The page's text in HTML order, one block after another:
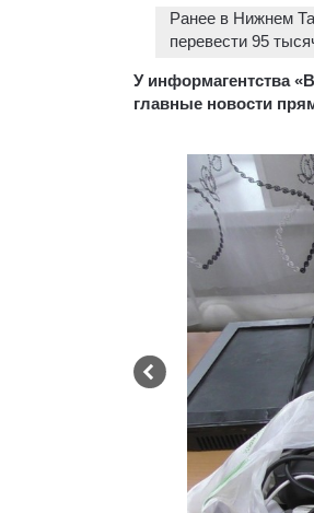
Ранее в Нижнем
перевести 95
У информагентства
главные новости